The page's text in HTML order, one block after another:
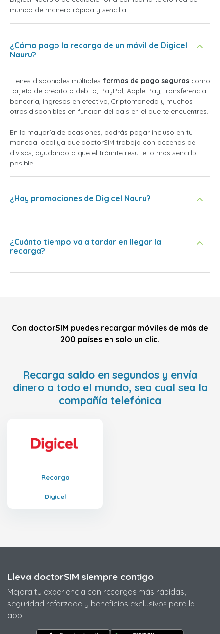
mundo de manera rápida y sencilla.
¿Cómo pago la recarga de un móvil de Digicel
Nauru?
Tienes disponibles múltiples formas de pago seguras como
tarjeta de crédito o débito, PayPal, Apple Pay, transferencia
bancaria, ingresos en efectivo, Criptomoneda y muchos
otros disponibles en función del país en el que te encuentres.
En la mayoría de ocasiones, podrás pagar incluso en tu
moneda local ya que doctorSIM trabaja con decenas de
divisas, ayudando a que el trámite resulte lo más sencillo
posible.
¿Hay promociones de Digicel Nauru?
¿Cuánto tiempo va a tardar en llegar la
recarga?
Con doctorSIM puedes recargar móviles de más de
200 países en solo un clic.
Recarga saldo en segundos y envía
dinero a todo el mundo, sea cual sea la
compañía telefónica
Recarga
Digicel
Lleva doctorSIM siempre contigo
Mejora tu experiencia con recargas más rápidas,
seguridad reforzada y beneficios exclusivos para la
app.